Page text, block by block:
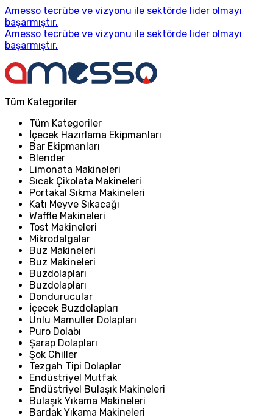
Amesso tecrübe ve vizyonu ile sektörde lider olmayı
başarmıştır.
Amesso tecrübe ve vizyonu ile sektörde lider olmayı
başarmıştır.
Tüm Kategoriler
Tüm Kategoriler
İçecek Hazırlama Ekipmanları
Bar Ekipmanları
Blender
Limonata Makineleri
Sıcak Çikolata Makineleri
Portakal Sıkma Makineleri
Katı Meyve Sıkacağı
Waffle Makineleri
Tost Makineleri
Mikrodalgalar
Buz Makineleri
Buz Makineleri
Buzdolapları
Buzdolapları
Dondurucular
İçecek Buzdolapları
Unlu Mamuller Dolapları
Puro Dolabı
Şarap Dolapları
Şok Chiller
Tezgah Tipi Dolaplar
Endüstriyel Mutfak
Endüstriyel Bulaşık Makineleri
Bulaşık Yıkama Makineleri
Bardak Yıkama Makineleri